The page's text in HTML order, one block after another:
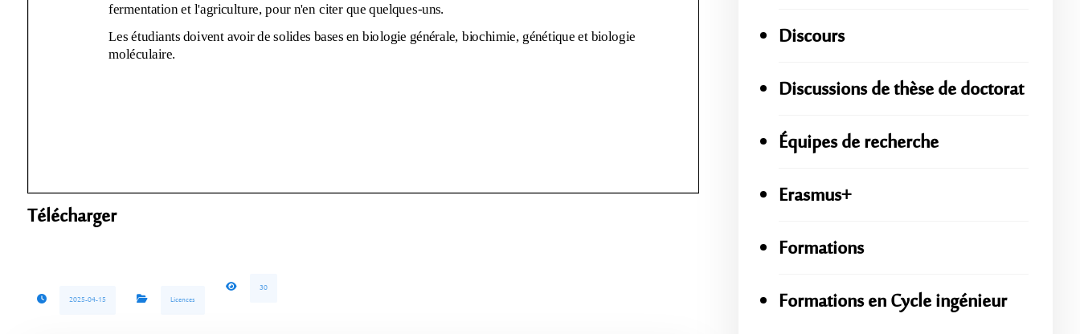
Télécharger
2025-04-15 Licences
30
Discours
Discussions de thèse de doctorat
Équipes de recherche
Erasmus+
Formations
Formations en Cycle ingénieur